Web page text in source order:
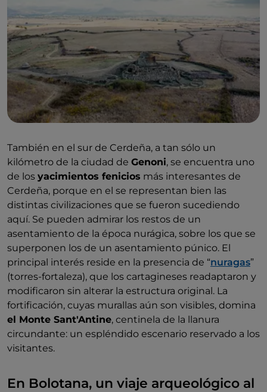
También en el sur de Cerdeña, a tan sólo un
kilómetro de la ciudad de Genoni, se encuentra uno
de los yacimientos fenicios más interesantes de
Cerdeña, porque en el se representan bien las
distintas civilizaciones que se fueron sucediendo
aquí. Se pueden admirar los restos de un
asentamiento de la época nurágica, sobre los que se
superponen los de un asentamiento púnico. El
principal interés reside en la presencia de “nuragas”
(torres-fortaleza), que los cartagineses readaptaron y
modificaron sin alterar la estructura original. La
fortificación, cuyas murallas aún son visibles, domina
el Monte Sant'Antine, centinela de la llanura
circundante: un espléndido escenario reservado a los
visitantes.
En Bolotana, un viaje arqueológico al